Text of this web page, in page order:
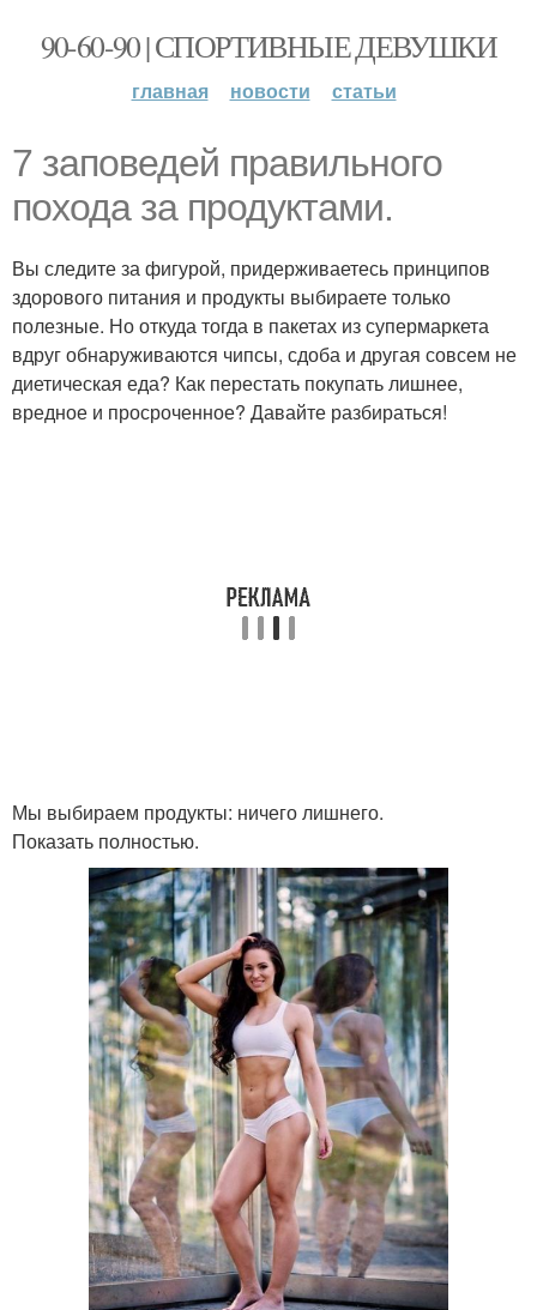
90-60-90 | СПОРТИВНЫЕ ДЕВУШКИ
главная новости статьи
7 заповедей правильного
похода за продуктами.
Вы следите за фигурой, придерживаетесь принципов
здорового питания и продукты выбираете только
полезные. Но откуда тогда в пакетах из супермаркета
вдруг обнаруживаются чипсы, сдоба и другая совсем не
диетическая еда? Как перестать покупать лишнее,
вредное и просроченное? Давайте разбираться!
Мы выбираем продукты: ничего лишнего.
Показать полностью.